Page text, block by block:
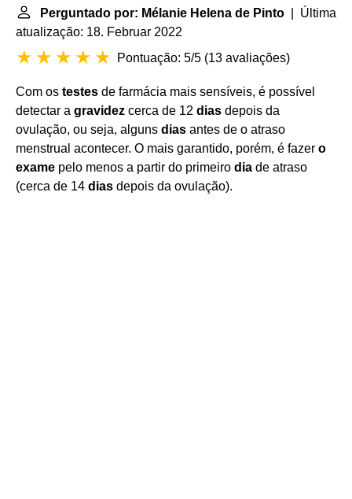
Perguntado por: Mélanie Helena de Pinto | Última
atualização: 18. Februar 2022
Pontuação: 5/5 (13 avaliações)
Com os testes de farmácia mais sensíveis, é possível
detectar a gravidez cerca de 12 dias depois da
ovulação, ou seja, alguns dias antes de o atraso
menstrual acontecer. O mais garantido, porém, é fazer o
exame pelo menos a partir do primeiro dia de atraso
(cerca de 14 dias depois da ovulação).